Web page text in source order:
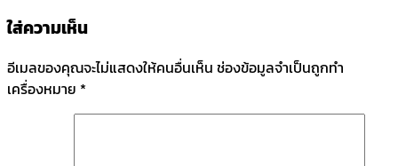
ใส่ความเห็น
อีเมลของคุณจะไม่แสดงให้คนอื่นเห็น ช่องข้อมูลจำเป็นถูกทำ
เครื่องหมาย *